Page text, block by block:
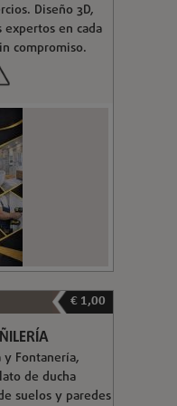
Diseño 3D,
en cada
compromiso.
€ 1,00
y Fontanería,
de ducha
suelos y paredes